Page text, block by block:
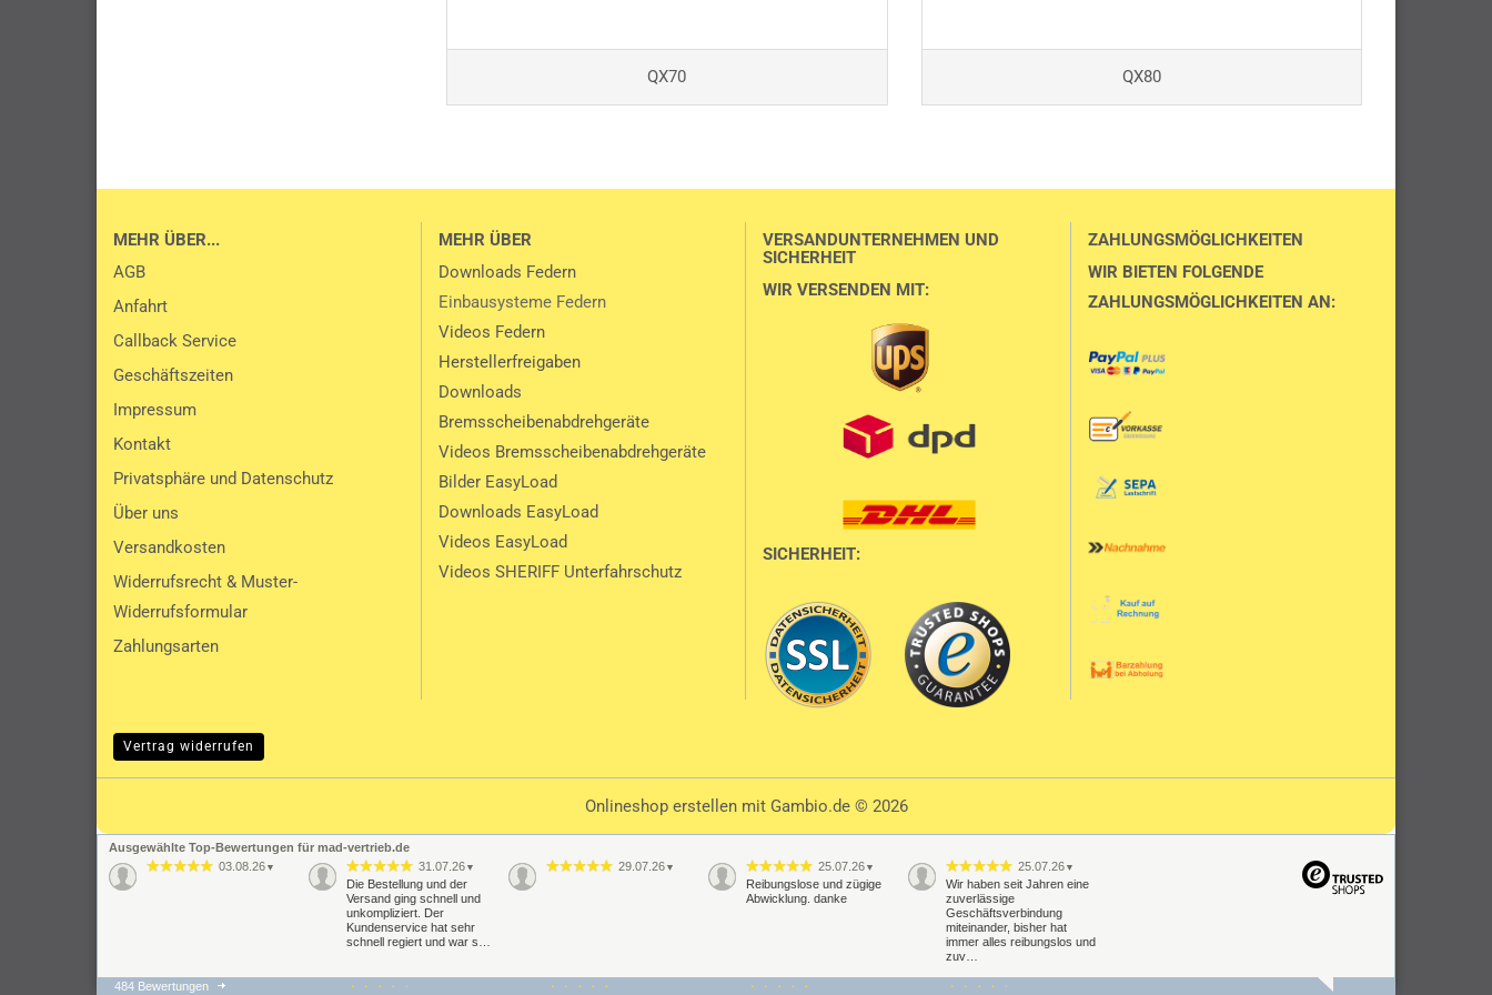
QX70 QX80
MEHR ÜBER...
AGB
Anfahrt
Callback Service
Geschäftszeiten
Impressum
Kontakt
Privatsphäre und Datenschutz
Über uns
Versandkosten
Widerrufsrecht & Muster-
Widerrufsformular
Zahlungsarten
MEHR ÜBER
Downloads Federn
Einbausysteme Federn
Videos Federn
Herstellerfreigaben
Downloads
Bremsscheibenabdrehgeräte
Videos Bremsscheibenabdrehgeräte
Bilder EasyLoad
Downloads EasyLoad
Videos EasyLoad
Videos SHERIFF Unterfahrschutz
VERSANDUNTERNEHMEN UND
SICHERHEIT
WIR VERSENDEN MIT:
SICHERHEIT:
ZAHLUNGSMÖGLICHKEITEN
WIR BIETEN FOLGENDE
ZAHLUNGSMÖGLICHKEITEN AN:
Vertrag widerrufen
Onlineshop erstellenmit Gambio.de © 2026
Ausgewählte Top-Bewertungen für mad-vertrieb.de
03.08.26 ▼ 31.07.26 ▼
Die Bestellung und der
Versand ging schnell und
unkompliziert. Der
Kundenservice hat sehr
schnell regiert und war s…
29.07.26 ▼ 25.07.26 ▼
Reibungslose und zügige
Abwicklung. danke
25.07.26 ▼
Wir haben seit Jahren eine
zuverlässige
Geschäftsverbindung
miteinander, bisher hat
immer alles reibungslos und
zuv…
22.07.26
484 Bewertungen